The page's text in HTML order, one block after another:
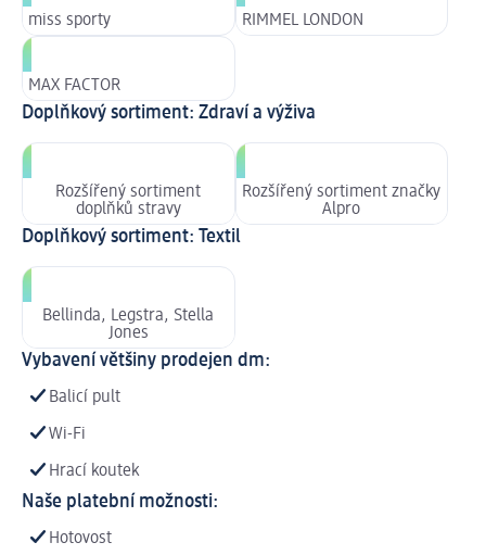
miss sporty RIMMEL LONDON
MAX FACTOR
Doplňkový sortiment: Zdraví a výživa
Rozšířený sortiment
doplňků stravy
Rozšířený sortiment značky
Alpro
Doplňkový sortiment: Textil
Bellinda, Legstra, Stella
Jones
Vybavení většiny prodejen dm:
Balicí pult
Wi-Fi
Hrací koutek
Naše platební možnosti:
Hotovost